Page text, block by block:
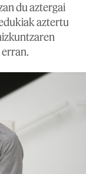
du aztergai
aztertu